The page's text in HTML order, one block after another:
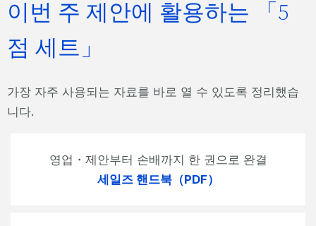
이번 주 제안에 활용하는 「5
점 세트」
가장 자주 사용되는 자료를 바로 열 수 있도록 정리했습
니다.
영업・제안부터 손배까지 한 권으로 완결
세일즈 핸드북（PDF）